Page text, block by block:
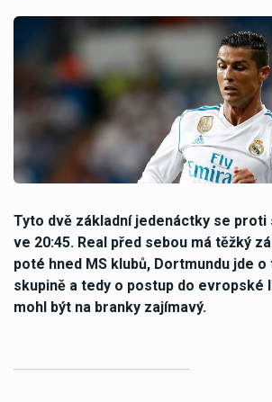
Tyto dvě základní jedenáctky se proti
ve 20:45. Real před sebou má těžký
poté hned MS klubů, Dortmundu jde
skupině a tedy o postup do evropské
mohl být na branky zajímavý.